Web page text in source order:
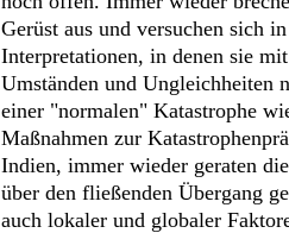
Gerüst aus und versuchen sich
Interpretationen, in denen sie
Umständen und Ungleichheiten
einer "normalen" Katastrophe
Maßnahmen zur
Indien, immer wieder geraten
über den fließenden Übergang
auch lokaler und globaler